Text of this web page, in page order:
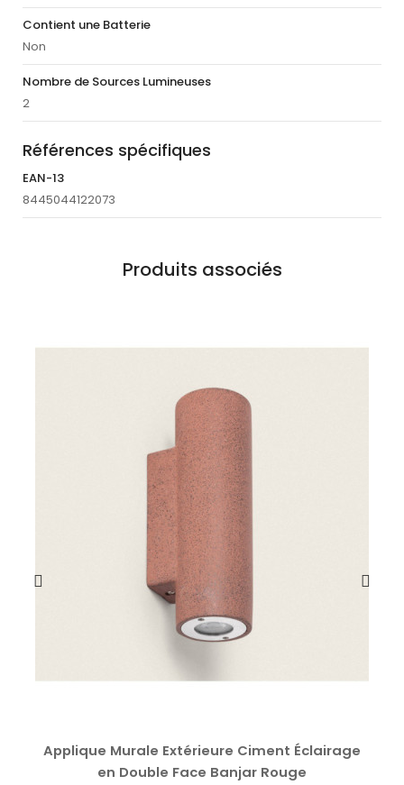
Contient une Batterie
Non
Nombre de Sources Lumineuses
2
Références spécifiques
EAN-13
8445044122073
Produits associés
Applique Murale Extérieure Ciment Éclairage
en Double Face Banjar Rouge